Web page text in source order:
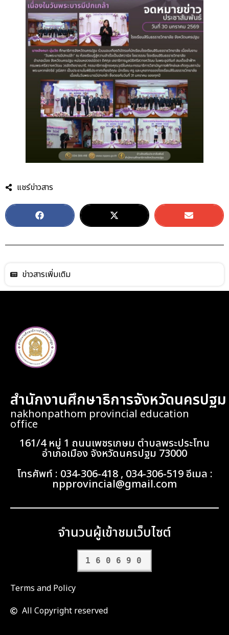
แชร์ข่าวสาร
ข่าวสารเพิ่มเติม
สำนักงานศึกษาธิการจังหวัดนครปฐม
nakhonpathom provincial education
office
161/4 หมู่ 1 ถนนเพชรเกษม ตำบลพระประโทน
อำเภอเมือง จังหวัดนครปฐม 73000
โทรศัพท์ : 034-306-418 , 034-306-519 อีเมล :
npprovincial@gmail.com
จำนวนผู้เข้าชมเว็บไซต์
160690
Terms and Policy
All Copyright reserved